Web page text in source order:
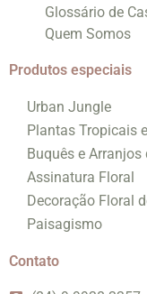
Glossário de
Quem Somos
Produtos especiais
Urban Jungle
Plantas Tropicais
Buquês e
Assinatura Floral
Decoração Floral
Paisagismo
Contato